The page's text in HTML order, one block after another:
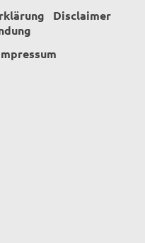
Disclaimer